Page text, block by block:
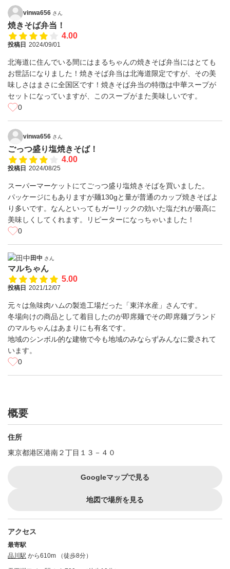
vinwa656 さん
焼きそば弁当！
4.00
投稿日 2024/09/01
北海道に住んでいる間にはまるちゃんの焼きそば弁当にはとても
お世話になりました！焼きそば弁当は北海道限定ですが、その美
味しさはまさに全国区です！焼きそば弁当の特徴は中華スープが
セットになっていますが、このスープがまた美味しいです。
0
vinwa656 さん
ごっつ盛り塩焼きそば！
4.00
投稿日 2024/08/25
スーパーマーケットにてごっつ盛り塩焼きそばを買いました。
パッケージにもありますが麺130gと量が普通のカップ焼きそばよ
り多いです。なんといってもガーリックの効いた塩だれが最高に
美味しくしてくれます。リピーターになっちゃいました！
0
田中 さん
マルちゃん
5.00
投稿日 2021/12/07
元々は魚味肉ハムの製造工場だった「東洋水産」さんです。
冬場向けの商品として着目したのが即席麺でその即席麺ブランド
のマルちゃんはあまりにも有名です。
地域のシンボル的な建物で今も地域のみならずみんなに愛されて
います。
0
概要
住所
東京都港区港南２丁目１３－４０
Googleマップで見る
地図で場所を見る
アクセス
最寄駅
品川駅 から610m （徒歩8分）